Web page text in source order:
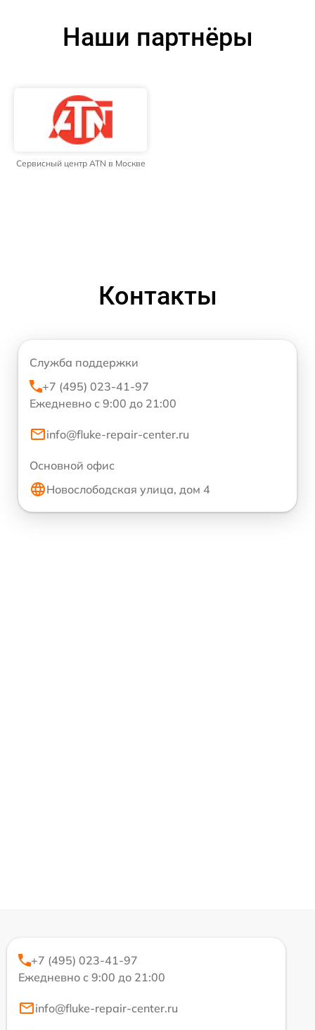
Наши партнёры
Сервисный центр ATN в Москве
Контакты
Служба поддержки
+7 (495) 023-41-97
Ежедневно с 9:00 до 21:00
info@fluke-repair-center.ru
Основной офис
Новослободская улица, дом 4
+7 (495) 023-41-97
Ежедневно с 9:00 до 21:00
info@fluke-repair-center.ru